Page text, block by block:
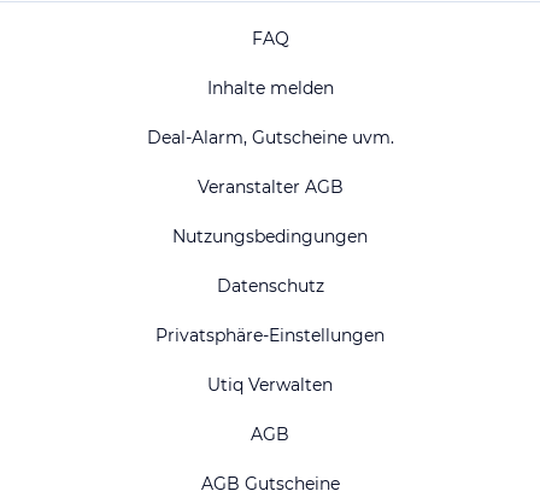
FAQ
Inhalte melden
Deal-Alarm, Gutscheine uvm.
Veranstalter AGB
Nutzungsbedingungen
Datenschutz
Privatsphäre-Einstellungen
Utiq Verwalten
AGB
AGB Gutscheine